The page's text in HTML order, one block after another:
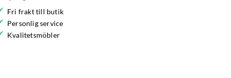
Fri frakt till butik
Personlig service
Kvalitetsmöbler